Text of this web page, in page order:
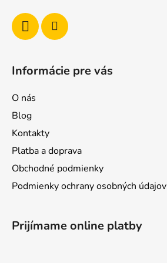
Informácie pre vás
O nás
Blog
Kontakty
Platba a doprava
Obchodné podmienky
Podmienky ochrany osobných údajov
Prijímame online platby